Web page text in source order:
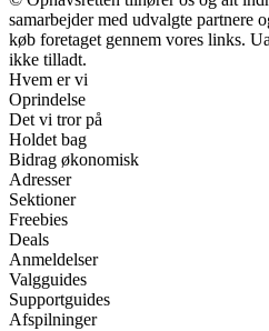
samarbejder med udvalgte partnere
køb foretaget gennem vores links.
ikke tilladt.
Hvem er vi
Oprindelse
Det vi tror på
Holdet bag
Bidrag økonomisk
Adresser
Sektioner
Freebies
Deals
Anmeldelser
Valgguides
Supportguides
Afspilninger